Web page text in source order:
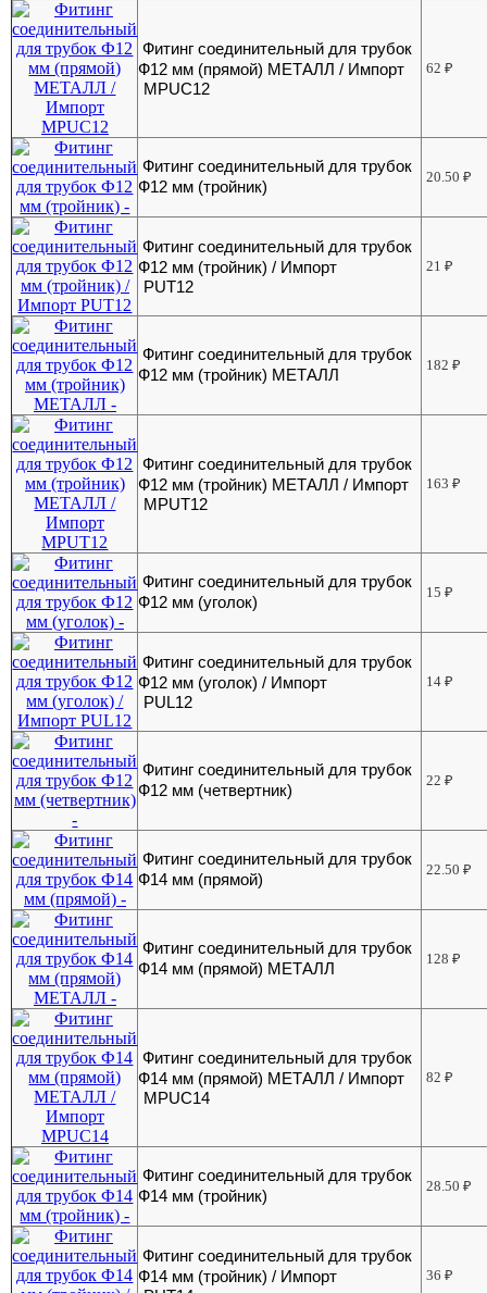
Фитинг соединительный для трубок
Ф12 мм (прямой) МЕТАЛЛ / Импорт
MPUC12
62₽
Фитинг соединительный для трубок
Ф12 мм (тройник)
20.50₽
Фитинг соединительный для трубок
Ф12 мм (тройник) / Импорт
PUT12
21₽
Фитинг соединительный для трубок
Ф12 мм (тройник) МЕТАЛЛ
182₽
Фитинг соединительный для трубок
Ф12 мм (тройник) МЕТАЛЛ / Импорт
MPUT12
163₽
Фитинг соединительный для трубок
Ф12 мм (уголок)
15₽
Фитинг соединительный для трубок
Ф12 мм (уголок) / Импорт
PUL12
14₽
Фитинг соединительный для трубок
Ф12 мм (четвертник)
22₽
Фитинг соединительный для трубок
Ф14 мм (прямой)
22.50₽
Фитинг соединительный для трубок
Ф14 мм (прямой) МЕТАЛЛ
128₽
Фитинг соединительный для трубок
Ф14 мм (прямой) МЕТАЛЛ / Импорт
MPUC14
82₽
Фитинг соединительный для трубок
Ф14 мм (тройник)
28.50₽
Фитинг соединительный для трубок
Ф14 мм (тройник) / Импорт
36₽